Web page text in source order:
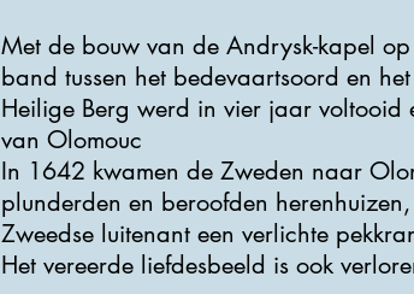
Met de bouw van de Andrysk-kapel
band tussen het bedevaartsoord en
Heilige Berg werd in vier jaar
van Olomouc
In 1642 kwamen de Zweden naar
plunderden en beroofden
Zweedse luitenant een verlichte
Het vereerde liefdesbeeld is ook